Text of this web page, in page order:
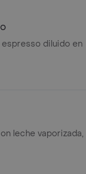
diluido en
leche vaporizada,